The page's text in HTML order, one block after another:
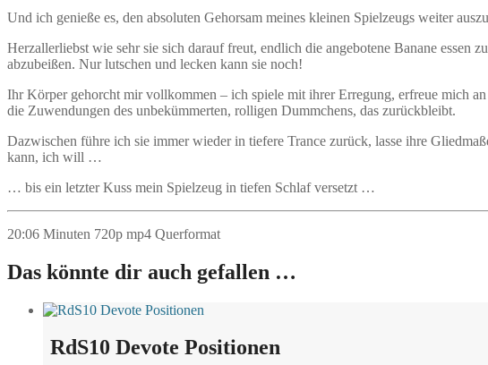
Und ich genieße es, den absoluten Gehorsam meines kleinen Spielzeugs weiter
Herzallerliebst wie sehr sie sich darauf freut, endlich die angebotene Banane
abzubeißen. Nur lutschen und lecken kann sie noch!
Ihr Körper gehorcht mir vollkommen – ich spiele mit ihrer Erregung, erfreue mich
die Zuwendungen des unbekümmerten, rolligen Dummchens, das zurückbleibt.
Dazwischen führe ich sie immer wieder in tiefere Trance zurück, lasse ihre
kann, ich will …
… bis ein letzter Kuss mein Spielzeug in tiefen Schlaf versetzt …
20:06 Minuten 720p mp4 Querformat
Das könnte dir auch gefallen …
RdS10 Devote Positionen